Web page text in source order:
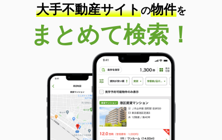
大手不動産サイトの物件を
まとめて検索！